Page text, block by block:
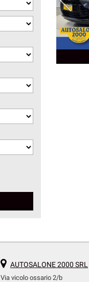
AUTOSALONE 2000 SRL
Via vicolo ossario 2/b